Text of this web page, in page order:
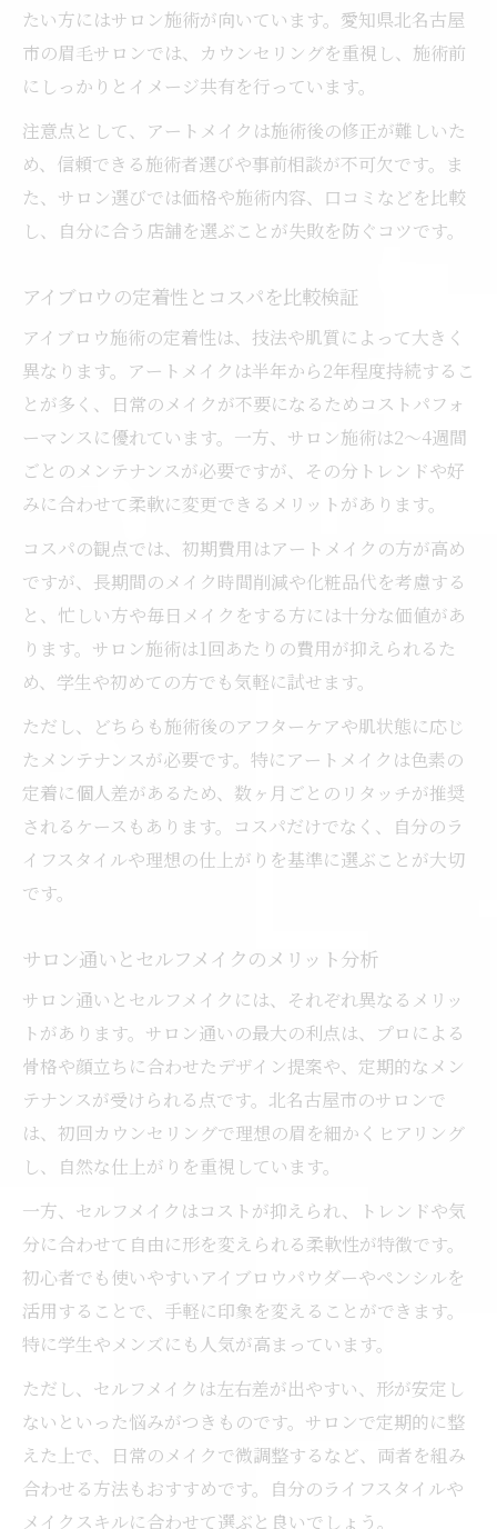
たい方にはサロン施術が向いています。愛知県北名古屋
市の眉毛サロンでは、カウンセリングを重視し、施術前
にしっかりとイメージ共有を行っています。
注意点として、アートメイクは施術後の修正が難しいた
め、信頼できる施術者選びや事前相談が不可欠です。ま
た、サロン選びでは価格や施術内容、口コミなどを比較
し、自分に合う店舗を選ぶことが失敗を防ぐコツです。
アイブロウの定着性とコスパを比較検証
アイブロウ施術の定着性は、技法や肌質によって大きく
異なります。アートメイクは半年から2年程度持続するこ
とが多く、日常のメイクが不要になるためコストパフォ
ーマンスに優れています。一方、サロン施術は2～4週間
ごとのメンテナンスが必要ですが、その分トレンドや好
みに合わせて柔軟に変更できるメリットがあります。
コスパの観点では、初期費用はアートメイクの方が高め
ですが、長期間のメイク時間削減や化粧品代を考慮する
と、忙しい方や毎日メイクをする方には十分な価値があ
ります。サロン施術は1回あたりの費用が抑えられるた
め、学生や初めての方でも気軽に試せます。
ただし、どちらも施術後のアフターケアや肌状態に応じ
たメンテナンスが必要です。特にアートメイクは色素の
定着に個人差があるため、数ヶ月ごとのリタッチが推奨
されるケースもあります。コスパだけでなく、自分のラ
イフスタイルや理想の仕上がりを基準に選ぶことが大切
です。
サロン通いとセルフメイクのメリット分析
サロン通いとセルフメイクには、それぞれ異なるメリッ
トがあります。サロン通いの最大の利点は、プロによる
骨格や顔立ちに合わせたデザイン提案や、定期的なメン
テナンスが受けられる点です。北名古屋市のサロンで
は、初回カウンセリングで理想の眉を細かくヒアリング
し、自然な仕上がりを重視しています。
一方、セルフメイクはコストが抑えられ、トレンドや気
分に合わせて自由に形を変えられる柔軟性が特徴です。
初心者でも使いやすいアイブロウパウダーやペンシルを
活用することで、手軽に印象を変えることができます。
特に学生やメンズにも人気が高まっています。
ただし、セルフメイクは左右差が出やすい、形が安定し
ないといった悩みがつきものです。サロンで定期的に整
えた上で、日常のメイクで微調整するなど、両者を組み
合わせる方法もおすすめです。自分のライフスタイルや
メイクスキルに合わせて選ぶと良いでしょう。